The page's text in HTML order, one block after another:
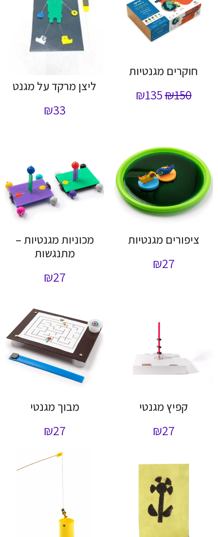
חוקרים מגנטיות
₪150
₪135
ליצן מרקד על מגנט
₪33
ציפורים מגנטיות
₪27
מכוניות מגנטיות –
מתנגשות
₪27
קפיץ מגנטי
₪27
מבוך מגנטי
₪27